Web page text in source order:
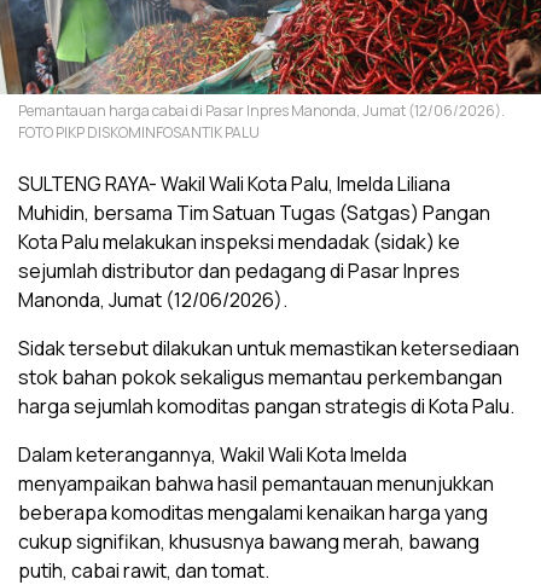
Pemantauan harga cabai di Pasar Inpres Manonda, Jumat (12/06/2026).
FOTO PIKP DISKOMINFOSANTIK PALU
SULTENG RAYA- Wakil Wali Kota Palu, Imelda Liliana
Muhidin, bersama Tim Satuan Tugas (Satgas) Pangan
Kota Palu melakukan inspeksi mendadak (sidak) ke
sejumlah distributor dan pedagang di Pasar Inpres
Manonda, Jumat (12/06/2026).
Sidak tersebut dilakukan untuk memastikan ketersediaan
stok bahan pokok sekaligus memantau perkembangan
harga sejumlah komoditas pangan strategis di Kota Palu.
Dalam keterangannya, Wakil Wali Kota Imelda
menyampaikan bahwa hasil pemantauan menunjukkan
beberapa komoditas mengalami kenaikan harga yang
cukup signifikan, khususnya bawang merah, bawang
putih, cabai rawit, dan tomat.